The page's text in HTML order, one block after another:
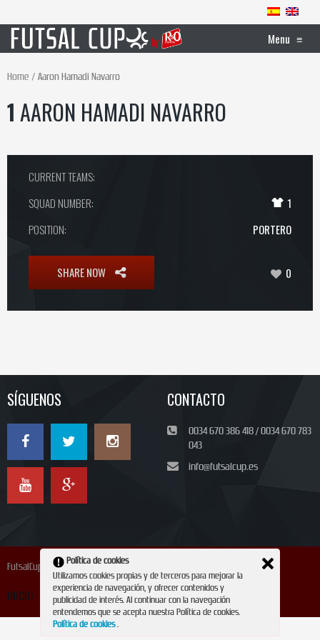
Menu ≡
Home Aaron Hamadi Navarro
1 AARON HAMADI NAVARRO
CURRENT TEAMS:
SQUAD NUMBER:
1
POSITION:
PORTERO
SHARE NOW 0
SÍGUENOS CONTACTO
0034 670 386 418 / 0034 670 783
043
info@futsalcup.es
FutsalCup 2024
INICIO INSCRIPCIÓN CONTACTO REVISTA
Política de cookies
Utilizamos cookies propias y de terceros para mejorar la
experiencia de navegación, y ofrecer contenidos y
publicidad de interés. Al continuar con la navegación
entendemos que se acepta nuestra Política de cookies.
Política de cookies.